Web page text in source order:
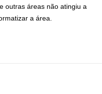
outras áreas não atingiu a
a área.